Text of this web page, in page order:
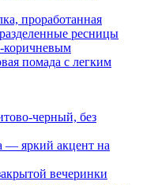
проработанная
ресницы
коричневым
помада с легким
черный, без
— яркий акцент на
вечеринки